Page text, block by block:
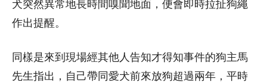
犬突然異常地長時間嗅聞地面，便會即時拉扯狗繩
作出提醒。
同樣是來到現場經其他人告知才得知事件的狗主馬
先生指出，自己帶同愛犬前來放狗超過兩年，平時